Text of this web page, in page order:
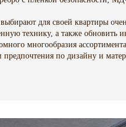
для своей квартиры
технику, а также обновить
многообразия
предпочтения по дизайну и